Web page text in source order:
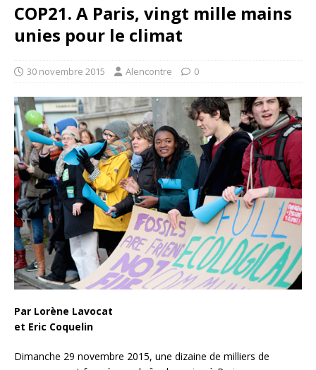
COP21. A Paris, vingt mille mains
unies pour le climat
30 novembre 2015 Alencontre 0
Par Lorène Lavocat
et Eric Coquelin
Dimanche 29 novembre 2015, une dizaine de milliers de